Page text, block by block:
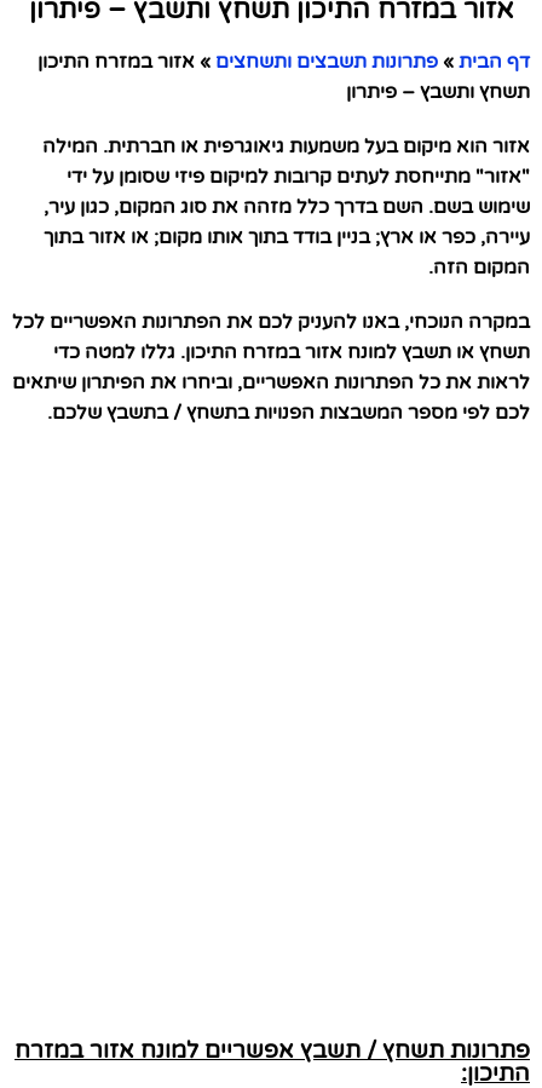
אזור במזרח התיכון תשחץ ותשבץ – פיתרון
דף הבית » פתרונות תשבצים ותשחצים » אזור במזרח התיכון
תשחץ ותשבץ – פיתרון
אזור הוא מיקום בעל משמעות גיאוגרפית או חברתית. המילה
"אזור" מתייחסת לעתים קרובות למיקום פיזי שסומן על ידי
שימוש בשם. השם בדרך כלל מזהה את סוג המקום, כגון עיר,
עיירה, כפר או ארץ; בניין בודד בתוך אותו מקום; או אזור בתוך
המקום הזה.
במקרה הנוכחי, באנו להעניק לכם את הפתרונות האפשריים לכל
תשחץ או תשבץ למונח אזור במזרח התיכון. גללו למטה כדי
לראות את כל הפתרונות האפשריים, וביחרו את הפיתרון שיתאים
לכם לפי מספר המשבצות הפנויות בתשחץ / בתשבץ שלכם.
פתרונות תשחץ / תשבץ אפשריים למונח אזור במזרח
התיכון: